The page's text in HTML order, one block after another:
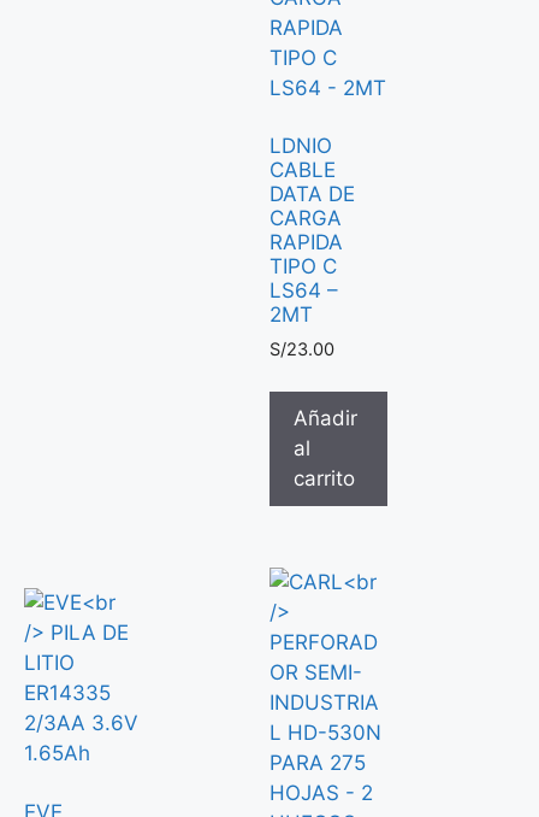
LDNIO
CABLE
DATA DE
CARGA
RAPIDA
TIPO C
LS64 –
2MT
S/23.00
Añadir
al
carrito
EVE